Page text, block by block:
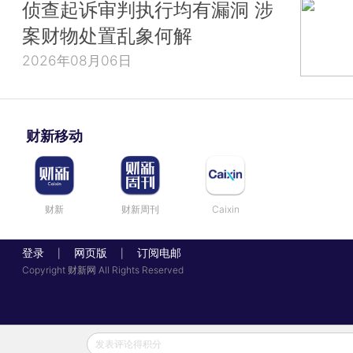
侦查起诉审判执行均有漏洞 涉
案财物处置乱象何解
2026年08月06日
财新移动
财新 财新周刊 Caixin
登录 网页版 订阅电邮
Copyright 财新网 All Rights Reserved
发表评论得积分